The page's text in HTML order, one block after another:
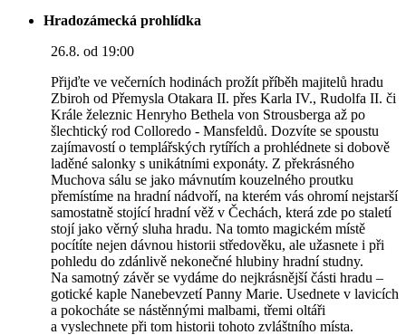
Hradozámecká prohlídka
26.8. od 19:00
Přijďte ve večerních hodinách prožít příběh majitelů hradu
Zbiroh od Přemysla Otakara II. přes Karla IV., Rudolfa II. či
Krále železnic Henryho Bethela von Strousberga až po
šlechtický rod Colloredo - Mansfeldů. Dozvíte se spoustu
zajímavostí o templářských rytířích a prohlédnete si dobově
laděné salonky s unikátními exponáty. Z překrásného
Muchova sálu se jako mávnutím kouzelného proutku
přemístíme na hradní nádvoří, na kterém vás ohromí nejstarší
samostatně stojící hradní věž v Čechách, která zde po staletí
stojí jako věrný sluha hradu. Na tomto magickém místě
pocítíte nejen dávnou historii středověku, ale užasnete i při
pohledu do zdánlivě nekonečné hlubiny hradní studny.
Na samotný závěr se vydáme do nejkrásnější části hradu –
gotické kaple Nanebevzetí Panny Marie. Usednete v lavicích
a pokocháte se nástěnnými malbami, třemi oltáři
a vyslechnete při tom historii tohoto zvláštního místa.